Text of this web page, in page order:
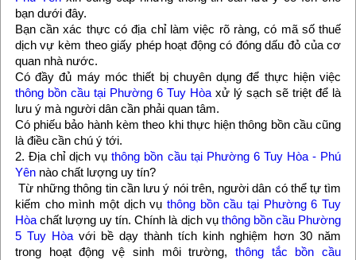
bạn dưới đây.
Bạn cần xác thực có địa chỉ làm việc rõ ràng, có mã số thuế
dịch vự kèm theo giấy phép hoạt động có đóng dấu đỏ của cơ
quan nhà nước.
Có đầy đủ máy móc thiết bị chuyên dụng để thực hiện việc
thông bồn cầu tại Phường 6 Tuy Hòa xử lý sạch sẽ triệt để là
lưu ý mà người dân cần phải quan tâm.
Có phiếu bảo hành kèm theo khi thực hiện thông bồn cầu cũng
là điều cần chú ý tới.
2. Địa chỉ dịch vụthông bồn cầu tại Phường 6 Tuy Hòa - Phú
Yênnào chất lượng uy tín?
Từ những thông tin cần lưu ý nói trên, người dân có thể tự tìm
kiếm cho mình một dịch vụ thông bồn cầu tại Phường 6 Tuy
Hòachất lượng uy tín. Chính là dịch vụ thông bồn cầu Phường
5 Tuy Hòavới bề dạy thành tích kinh nghiệm hơn 30 năm
trong hoạt động vệ sinh môi trường, thông tắc bồn cầu